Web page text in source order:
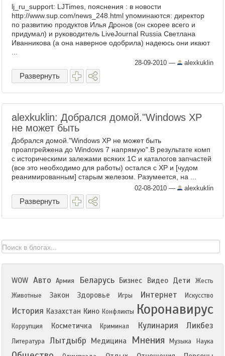
lj_ru_support: LJTimes, пояснения : в новости
http://www.sup.com/news_248.html упоминаются: директор
по развитию продуктов Илья Дронов (он скорее всего и
придумал) и руководитель LiveJournal Russia Светлана
Иванникова (а она наверное одобрила) надеюсь они икают
28-09-2010 — alexkuklin
Развернуть
alexkuklin: Добрался домой."Windows XP
не может быть
Добрался домой."Windows XP не может быть
проапгрейжена до Windows 7 напрямую".В результате комп
с историческими залежами всяких 1С и каталогов запчастей
(все это необходимо для работы) остался с XP и [чудом
реанимированным] старым железом. Разумеется, на ...
02-08-2010 — alexkuklin
Развернуть
WOW Авто Армия Беларусь Бизнес Видео Дети
Жесть
Животные
Закон Здоровье Игры Интернет Искусство
История Казахстан Кино Конфликты Коронавирус
Коррупция Косметичка Криминал Кулинария Ликбез
Литература Лытдыбр Медицина Мнения Музыка Наука